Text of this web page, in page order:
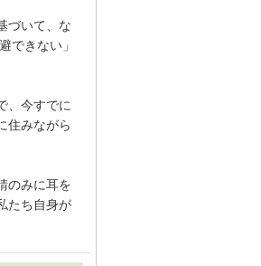
づいて、な
できない」
、今すでに
住みながら
のみに耳を
たち自身が